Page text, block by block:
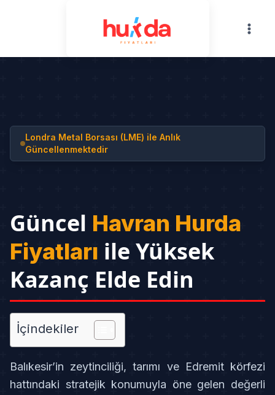
Londra Metal Borsası (LME) ile Anlık
Güncellenmektedir
Güncel Havran Hurda
Fiyatları ile Yüksek
Kazanç Elde Edin
İçindekiler
Balıkesir’in zeytinciliği, tarımı ve Edremit körfezi
hattındaki stratejik konumuyla öne gelen değerli